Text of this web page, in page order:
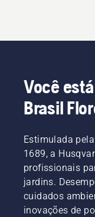
Você
Brasil
Estimulada
1689, a
profissionais
jardins.
cuidados
inovações de